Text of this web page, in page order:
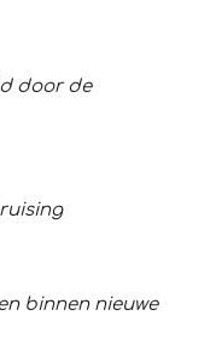
door de
binnen nieuwe